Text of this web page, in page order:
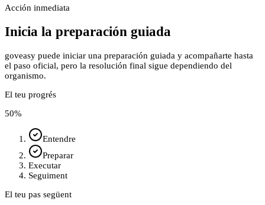
Acción inmediata
Inicia la preparación guiada
goveasy puede iniciar una preparación guiada y acompañarte hasta
el paso oficial, pero la resolución final sigue dependiendo del
organismo.
El teu progrés
50%
Entendre
Preparar
Executar
Seguiment
El teu pas següent